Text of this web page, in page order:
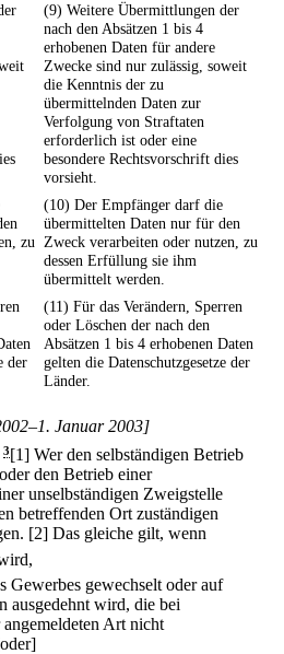
(9) Weitere Übermittlungen der
nach den Absätzen 1 bis 4
erhobenen Daten für andere
Zwecke sind nur zulässig, soweit
die Kenntnis der zu
übermittelnden Daten zur
Verfolgung von Straftaten
erforderlich ist oder eine
besondere Rechtsvorschrift dies
vorsieht.
zu
(10) Der Empfänger darf die
übermittelten Daten nur für den
Zweck verarbeiten oder nutzen, zu
dessen Erfüllung sie ihm
übermittelt werden.
der
(11) Für das Verändern, Sperren
oder Löschen der nach den
Absätzen 1 bis 4 erhobenen Daten
gelten die Datenschutzgesetze der
Länder.
Januar 2003]
3[1] Wer den selbständigen Betrieb
den Betrieb einer
unselbständigen Zweigstelle
betreffenden Ort zuständigen
[2] Das gleiche gilt, wenn
Gewerbes gewechselt oder auf
ausgedehnt wird, die bei
Art nicht